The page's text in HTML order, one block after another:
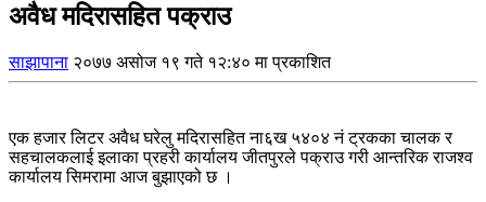
अवैध मदिरासहित पक्राउ
साझापाना २०७७ असोज १९ गते १२:४० मा प्रकाशित
एक हजार लिटर अवैध घरेलु मदिरासहित ना६ख ५४०४ नं ट्रकका चालक र
सहचालकलाई इलाका प्रहरी कार्यालय जीतपुरले पक्राउ गरी आन्तरिक राजश्व
कार्यालय सिमरामा आज बुझाएको छ ।